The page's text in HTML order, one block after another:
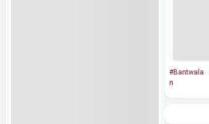
#Bantwala
n